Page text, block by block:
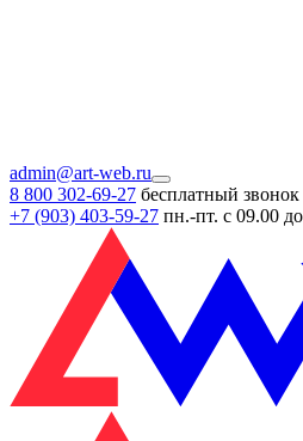
admin@art-web.ru
8 800 302-69-27 бесплатный
+7 (903) 403-59-27 пн.-пт. с 09.00